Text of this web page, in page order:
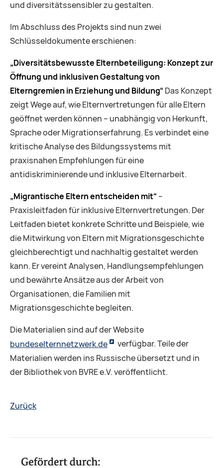
und diversitätssensibler zu gestalten.
Im Abschluss des Projekts sind nun zwei
Schlüsseldokumente erschienen:
„Diversitätsbewusste Elternbeteiligung: Konzept zur
Öffnung und inklusiven Gestaltung von
Elterngremien in Erziehung und Bildung“ Das Konzept
zeigt Wege auf, wie Elternvertretungen für alle Eltern
geöffnet werden können – unabhängig von Herkunft,
Sprache oder Migrationserfahrung. Es verbindet eine
kritische Analyse des Bildungssystems mit
praxisnahen Empfehlungen für eine
antidiskriminierende und inklusive Elternarbeit.
„Migrantische Eltern entscheiden mit“ –
Praxisleitfaden für inklusive Elternvertretungen. Der
Leitfaden bietet konkrete Schritte und Beispiele, wie
die Mitwirkung von Eltern mit Migrationsgeschichte
gleichberechtigt und nachhaltig gestaltet werden
kann. Er vereint Analysen, Handlungsempfehlungen
und bewährte Ansätze aus der Arbeit von
Organisationen, die Familien mit
Migrationsgeschichte begleiten.
Die Materialien sind auf der Website
bundeselternnetzwerk.de
verfügbar. Teile der
Materialien werden ins Russische übersetzt und in
der Bibliothek von BVRE e.V. veröffentlicht.
Zurück